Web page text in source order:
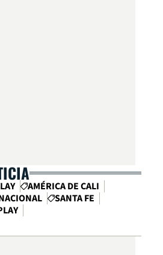
AMÉRICA DE CALI
SANTA FE